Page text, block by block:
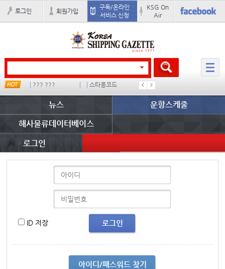
로그인 회원가입
구독/온라인
서비스 신청
KSG On
Air
??? ??? 스타콩코드 컨테이너 임대사
뉴스 운항스케줄
해사물류데이터베이스
로그인
로그인
ID 저장
아이디/패스워드 찾기